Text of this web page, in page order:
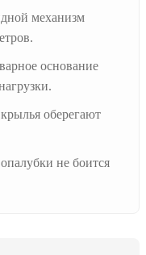
механизм
основание
оберегают
не боится